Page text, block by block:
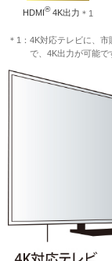
HDMI®4K出力 ＊1
＊1：4K対応テレビに、
で、4K出力が可能で